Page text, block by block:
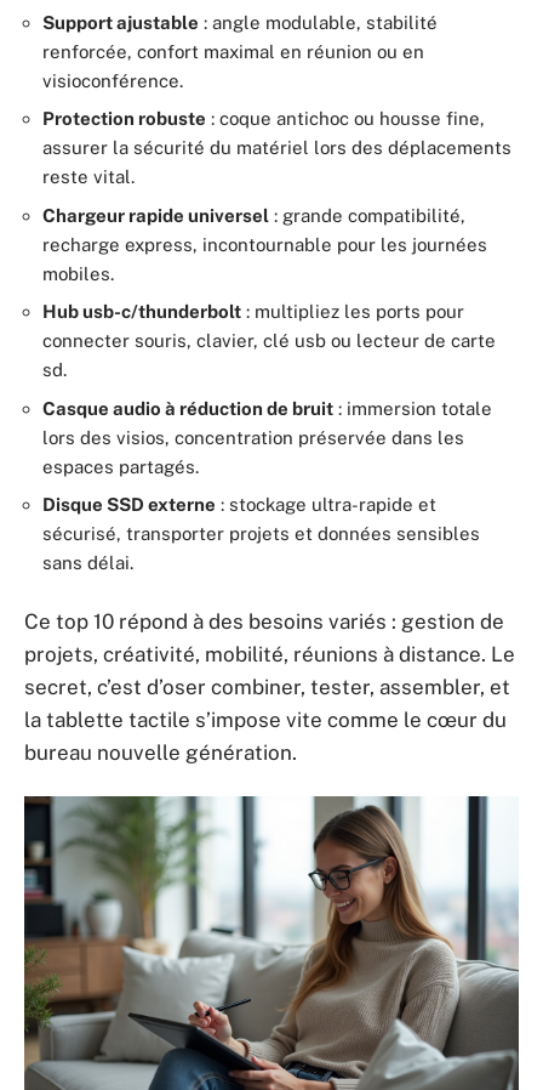
Support ajustable : angle modulable, stabilité
renforcée, confort maximal en réunion ou en
visioconférence.
Protection robuste : coque antichoc ou housse fine,
assurer la sécurité du matériel lors des déplacements
reste vital.
Chargeur rapide universel : grande compatibilité,
recharge express, incontournable pour les journées
mobiles.
Hub usb-c/thunderbolt : multipliez les ports pour
connecter souris, clavier, clé usb ou lecteur de carte
sd.
Casque audio à réduction de bruit : immersion totale
lors des visios, concentration préservée dans les
espaces partagés.
Disque SSD externe : stockage ultra-rapide et
sécurisé, transporter projets et données sensibles
sans délai.
Ce top 10 répond à des besoins variés : gestion de
projets, créativité, mobilité, réunions à distance. Le
secret, c’est d’oser combiner, tester, assembler, et
la tablette tactile s’impose vite comme le cœur du
bureau nouvelle génération.